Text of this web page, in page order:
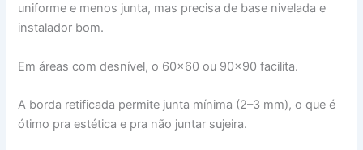
uniforme e menos junta, mas precisa de base nivelada e
instalador bom.
Em áreas com desnível, o 60×60 ou 90×90 facilita.
A borda retificada permite junta mínima (2–3 mm), o que é
ótimo pra estética e pra não juntar sujeira.